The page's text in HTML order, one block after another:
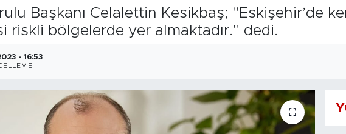
Başkanı Celalettin Kesikbaş; "Eskişehir’de
riskli bölgelerde yer almaktadır." dedi.
- 16:53